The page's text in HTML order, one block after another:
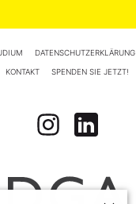
DATENSCHUTZERKLÄRUNG
KONTAKT SPENDEN SIE JETZT!